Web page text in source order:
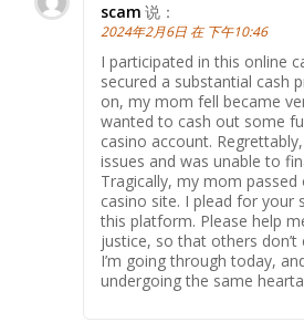
scam 说：
2024年2月6日 在 下午10:46
I participated in this online
secured a substantial cash
on, my mom fell became
wanted to cash out some
casino account.
issues and was unable to
Tragically, my mom
casino site. I plead for your
this platform. Please help
justice, so that others
I’m going through today,
undergoing the same